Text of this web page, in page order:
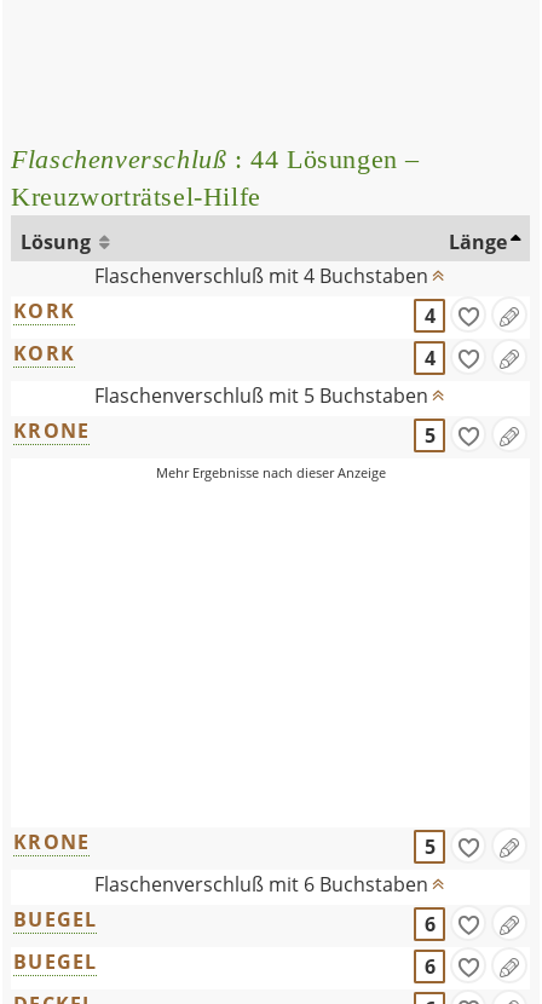
Flaschenverschluß : 44 Lösungen –
Kreuzworträtsel-Hilfe
Lösung
Länge
Flaschenverschluß mit 4 Buchstaben
KORK
4
KORK
4
Flaschenverschluß mit 5 Buchstaben
KRONE
5
KRONE
5
Flaschenverschluß mit 6 Buchstaben
BUEGEL
6
BUEGEL
6